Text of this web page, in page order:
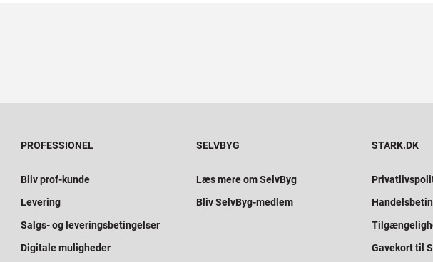
PROFESSIONEL
Bliv prof-kunde
Levering
Salgs- og leveringsbetingelser
Digitale muligheder
SELVBYG
Læs mere om SelvByg
Bliv SelvByg-medlem
STARK.DK
Gavekort til